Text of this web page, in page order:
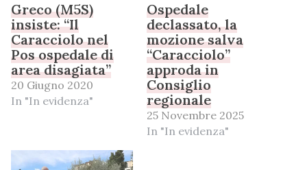
Greco (M5S)
insiste: “Il
Caracciolo nel
Pos ospedale di
area disagiata”
20 Giugno 2020
In "In evidenza"
Ospedale
declassato, la
mozione salva
“Caracciolo”
approda in
Consiglio
regionale
25 Novembre 2025
In "In evidenza"